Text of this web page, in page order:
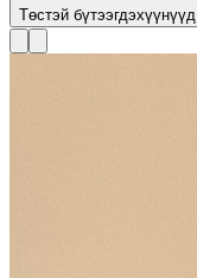
Төстэй бүтээгдэхүүнүүд